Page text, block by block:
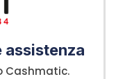
assistenza
Cashmatic.